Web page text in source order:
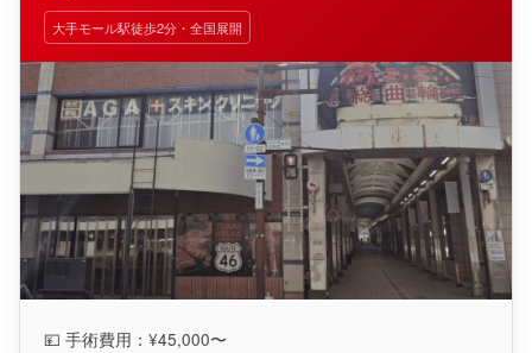
大手モール駅徒歩2分・全国展開
💴 手術費用：¥45,000〜